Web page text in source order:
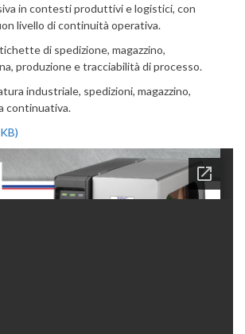
in contesti produttivi e logistici, con
livello di continuità operativa.
di spedizione, magazzino,
produzione e tracciabilità di processo.
industriale, spedizioni, magazzino,
continuativa.